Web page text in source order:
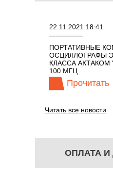
22.11.2021 18:41
ПОРТАТИВНЫЕ
ОСЦИЛЛОГРАФЫ
КЛАССА АКТАКОМ
100 МГЦ
Прочитать
Читать все новости
ОПЛАТА И